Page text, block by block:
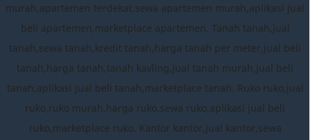
murah,apartemen terdekat,sewa apartemen murah,aplikasi jual
beli apartemen,marketplace apartemen. Tanah tanah,jual
tanah,sewa tanah,kredit tanah,harga tanah per meter,jual beli
tanah,harga tanah,tanah kavling,jual tanah murah,jual beli
tanah,aplikasi jual beli tanah,marketplace tanah. Ruko ruko,jual
ruko,ruko murah,harga ruko,sewa ruko,aplikasi jual beli
ruko,marketplace ruko. Kantor kantor,jual kantor,sewa